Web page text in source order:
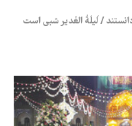
/ لَیلَةُ الغَدیر شبی است